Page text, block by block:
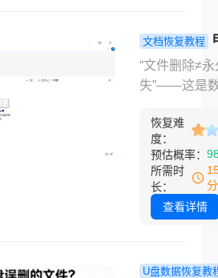
对方法比盲
更重要。那
如何恢复被
文件呢？今
年实测经验
电脑文件恢
金法则"，连
能3分钟上手
文档恢复教程
怎么恢复删
文件？这4
第一个就用
了！！
“文件删除≠
失”——这是
最令人安心
相。“完了，
方刚发的设
进回收站清
“出差拍的素
我的一位自
恢复难
度：
预估概率：
所需时
长：
查看详情
U盘数据恢复教